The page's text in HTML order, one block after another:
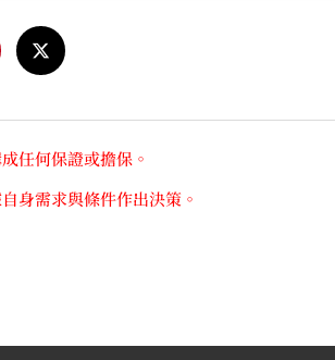
任何保證或擔保。
身需求與條件作出決策。